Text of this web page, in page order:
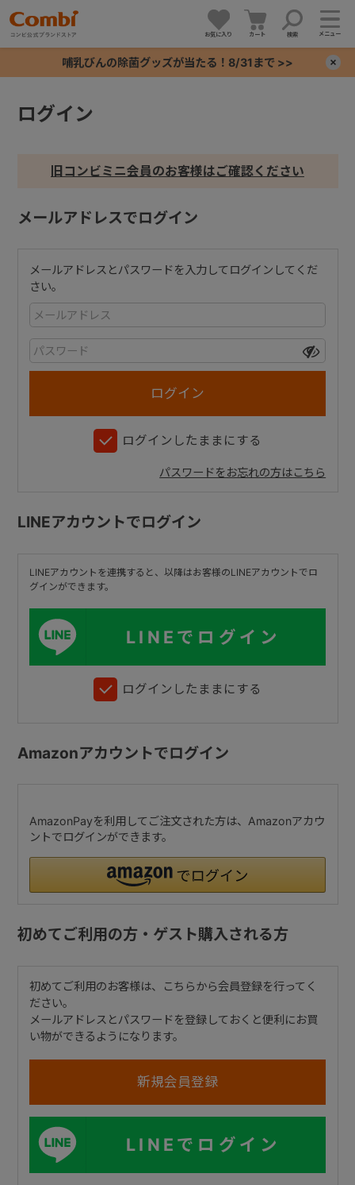
お気に入り カート 検索 メニュー
哺乳びんの除菌グッズが当たる！8/31まで >>
ログイン
旧コンビミニ会員のお客様はご確認ください
メールアドレスでログイン
メールアドレスとパスワードを入力してログインしてくだ
さい。
ログインしたままにする
パスワードをお忘れの方はこちら
LINEアカウントでログイン
LINEアカウントを連携すると、以降はお客様のLINEアカウントでロ
グインができます。
LINEでログイン
ログインしたままにする
Amazonアカウントでログイン
AmazonPayを利用してご注文された方は、Amazonアカウ
ントでログインができます。
初めてご利用の方・ゲスト購入される方
初めてご利用のお客様は、こちらから会員登録を行ってく
ださい。
メールアドレスとパスワードを登録しておくと便利にお買
い物ができるようになります。
LINEでログイン